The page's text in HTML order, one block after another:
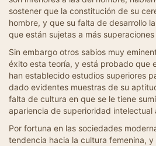
sostener que la constitución de su
hombre, y que su falta de desarrollo
que están sujetas a más
Sin embargo otros sabios muy
éxito esta teoría, y está probado que
han establecido estudios superiores
dado evidentes muestras de su
falta de cultura en que se le tiene
apariencia de superioridad intelectual
Por fortuna en las sociedades
tendencia hacia la cultura femenina,